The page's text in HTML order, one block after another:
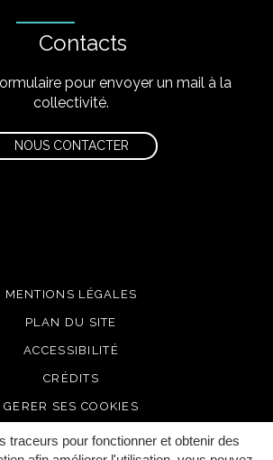
traceurs pour fonctionner et obtenir des
Contacts
pour envoyer un mail à la
collectivité.
NOUS CONTACTER
MENTIONS LÉGALES
PLAN DU SITE
ACCESSIBILITÉ
CRÉDITS
GERER SES COOKIES